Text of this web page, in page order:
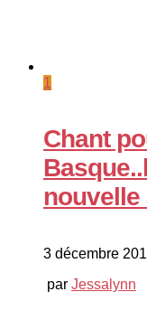
1
Chant
nouvelle
3 décembre
par Jessalynn